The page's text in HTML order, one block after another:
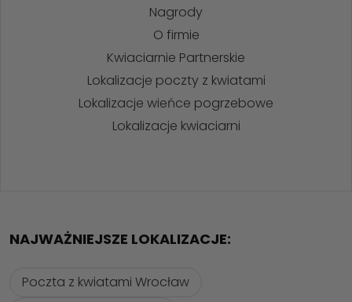
Nagrody
O firmie
Kwiaciarnie Partnerskie
Lokalizacje poczty z kwiatami
Lokalizacje wieńce pogrzebowe
Lokalizacje kwiaciarni
NAJWAŻNIEJSZE LOKALIZACJE:
Poczta z kwiatami Wrocław